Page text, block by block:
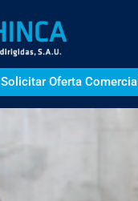
Solicitar Oferta Comercial